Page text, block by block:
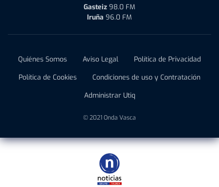
Gasteiz 98.0 FM
Iruña 96.0 FM
Quiénes Somos Aviso Legal
Política de Privacidad
Política de Cookies
Condiciones de uso y Contratación
Administrar Utiq
© 2021 Onda Vasca